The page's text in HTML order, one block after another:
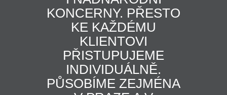
KONCERNY. PŘESTO
KE KAŽDÉMU
KLIENTOVI
PŘISTUPUJEME
INDIVIDUÁLNĚ.
PŮSOBÍME ZEJMÉNA